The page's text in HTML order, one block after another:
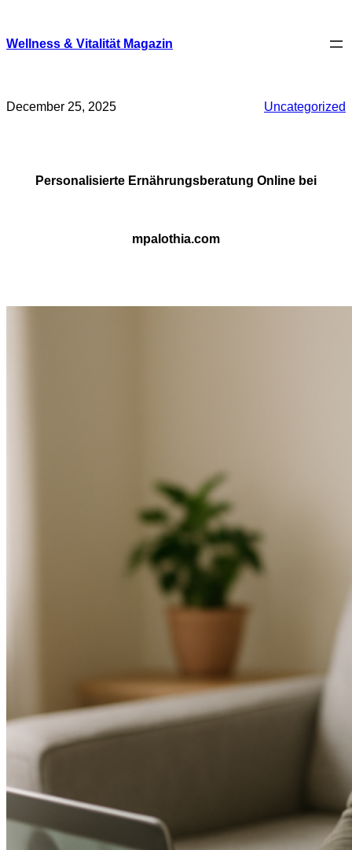
content
Wellness & Vitalität Magazin
December 25, 2025 Uncategorized
Personalisierte Ernährungsberatung Online bei
mpalothia.com